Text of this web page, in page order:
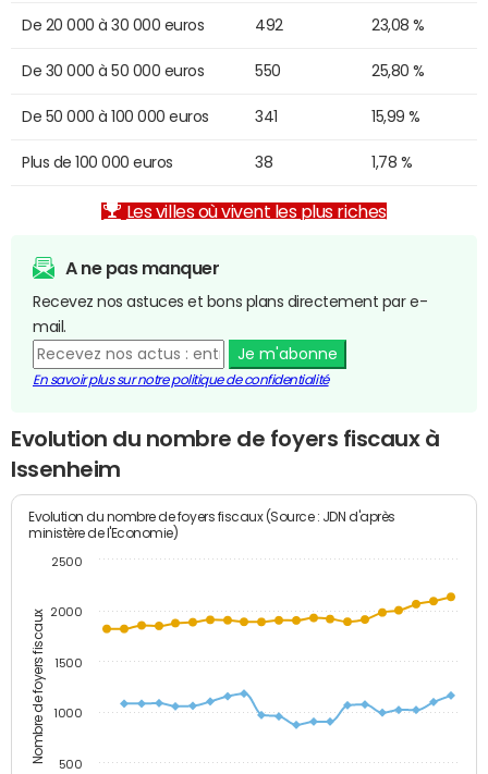
De 20 000 à 30 000 euros 492 23,08 %
De 30 000 à 50 000 euros 550 25,80 %
De 50 000 à 100 000 euros 341 15,99 %
Plus de 100 000 euros 38 1,78 %
Les villes où vivent les plus riches
A ne pas manquer
Recevez nos astuces et bons plans directement par e-
mail.
Je m'abonne
En savoir plus sur notre politique de confidentialité
Evolution du nombre de foyers fiscaux à
Issenheim
Nombre de foyers fiscaux
Evolution du nombre de foyers fiscaux (Source : JDN d'après
ministère de l'Economie)
500
1000
1500
2000
2500